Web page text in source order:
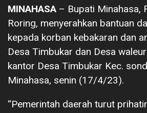
MINAHASA – Bupati Minahasa,
Roring, menyerahkan bantuan
kepada korban kebakaran dan
Desa Timbukar dan Desa
kantor Desa Timbukar Kec.
Minahasa, senin (17/4/23).
“Pemerintah daerah turut